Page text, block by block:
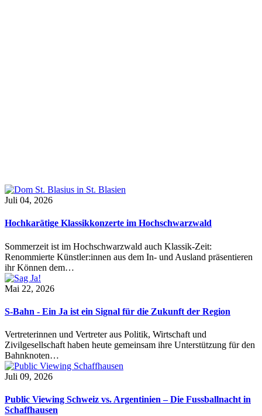
Juli 04, 2026
Hochkarätige Klassikkonzerte im Hochschwarzwald
Sommerzeit ist im Hochschwarzwald auch Klassik-Zeit:
Renommierte Künstler:innen aus dem In- und Ausland präsentieren
ihr Können dem…
Mai 22, 2026
S-Bahn - Ein Ja ist ein Signal für die Zukunft der Region
Vertreterinnen und Vertreter aus Politik, Wirtschaft und
Zivilgesellschaft haben heute gemeinsam ihre Unterstützung für den
Bahnknoten…
Juli 09, 2026
Public Viewing Schweiz vs. Argentinien – Die Fussballnacht in
Schaffhausen